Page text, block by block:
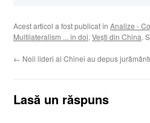
Acest articol a fost publicat în Analize -
Multilateralism ... în doi, Veşti din China.
← Noii lideri ai Chinei au depus
Lasă un răspuns